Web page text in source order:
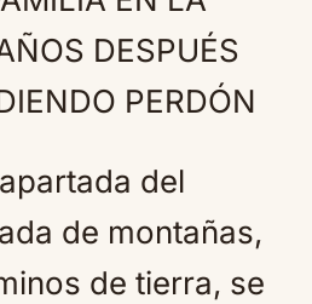
Mute
DESPUÉS
PERDÓN
del
de montañas,
de tierra, se